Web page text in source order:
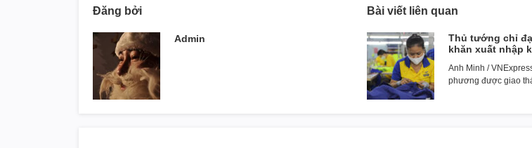
Đăng bởi
Admin
Bài viết liên quan
Thủ tướng chỉ
khăn xuất nhập
Anh Minh /
phương được giao